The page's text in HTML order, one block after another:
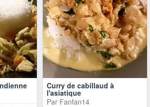
Curry de cabillaud à
l'asiatique
Par Fanfan14